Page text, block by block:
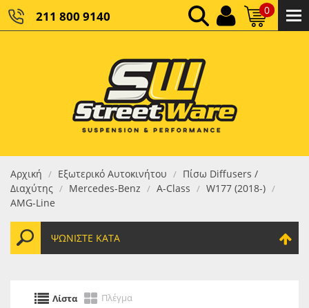
211 800 9140 0
ΚΑΘΑΡΌ ΣΎΝΟΛΟ:
ΤΕΛΙΚΌ ΣΎΝΟΛΟ:0,00 €
Αρχική / Εξωτερικό Αυτοκινήτου / Πίσω Diffusers /
Διαχύτης / Mercedes-Benz / A-Class / W177 (2018-) /
AMG-Line
ΨΩΝΊΣΤΕ ΚΑΤΆ
Λίστα Πλέγμα